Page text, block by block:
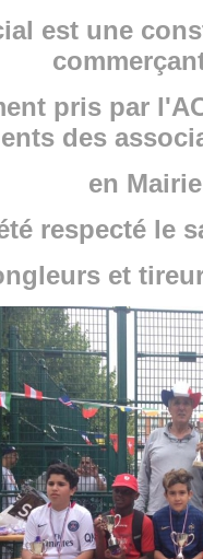
est une
pris par
des
en
respecté le
et